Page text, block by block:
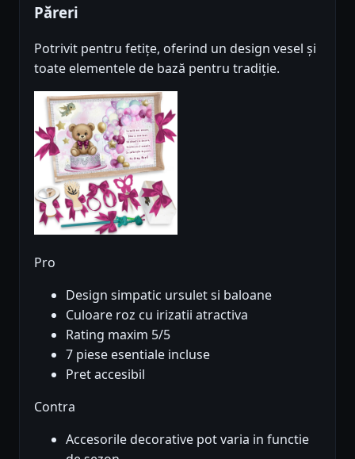
Păreri
Potrivit pentru fetițe, oferind un design vesel și
toate elementele de bază pentru tradiție.
Pro
Design simpatic ursulet si baloane
Culoare roz cu irizatii atractiva
Rating maxim 5/5
7 piese esentiale incluse
Pret accesibil
Contra
Accesorile decorative pot varia in functie